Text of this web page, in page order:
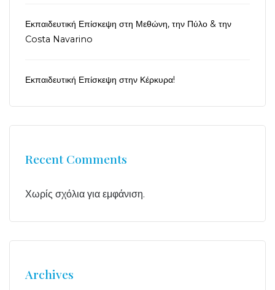
Εκπαιδευτική Επίσκεψη στη Μεθώνη, την Πύλο & την
Costa Navarino
Εκπαιδευτική Επίσκεψη στην Κέρκυρα!
Recent Comments
Χωρίς σχόλια για εμφάνιση.
Archives